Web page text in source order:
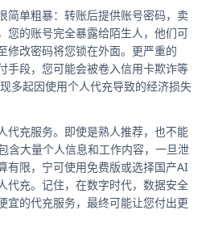
简单粗暴：转账后提供账号密码，卖
您的账号完全暴露给陌生人，他们可
修改密码将您锁在外面。更严重的
手段，您可能会被卷入信用卡欺诈等
多起因使用个人代充导致的经济损失
代充服务。即使是熟人推荐，也不能
含大量个人信息和工作内容，一旦泄
有限，宁可使用免费版或选择国产AI
代充。记住，在数字时代，数据安全
宜的代充服务，最终可能让您付出更